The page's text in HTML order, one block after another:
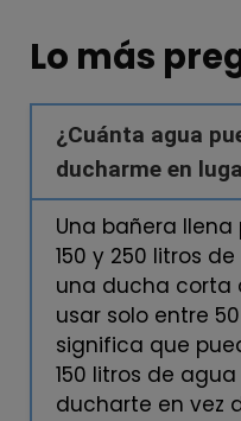
Lo más
¿Cuánta agua
ducharme en
Una bañera
150 y 250 litros
una ducha corta
usar solo entre
significa que
150 litros de
ducharte en vez